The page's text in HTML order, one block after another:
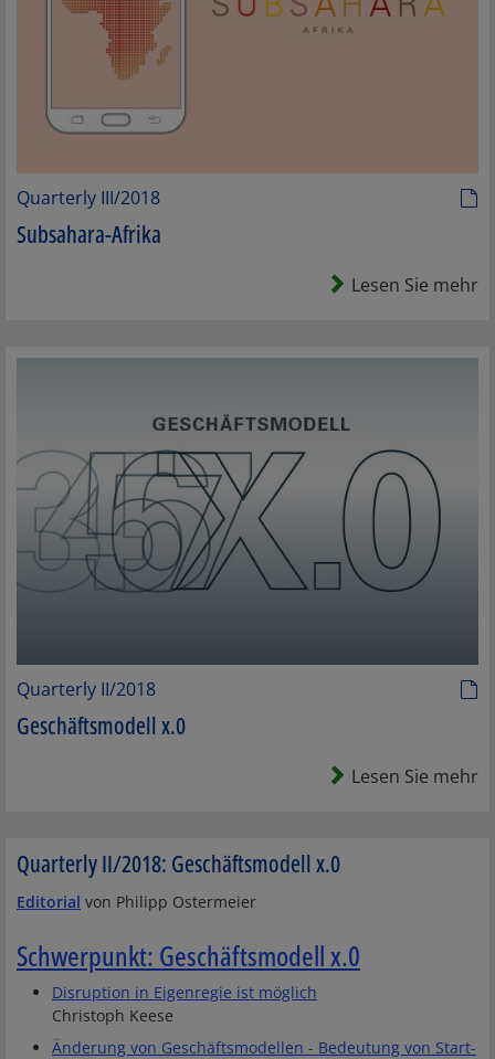
Quarterly III/2018
Subsahara-Afrika
Lesen Sie mehr
Quarterly II/2018
Geschäftsmodell x.0
Lesen Sie mehr
Quarterly II/2018: Geschäftsmodell x.0
Editorial von Philipp Ostermeier
Schwerpunkt: Geschäftsmodell x.0
Disruption in Eigenregie ist möglich
Christoph Keese
Änderung von Geschäftsmodellen - Bedeutung von Start-